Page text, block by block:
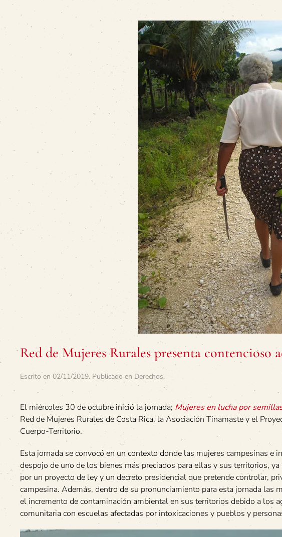
Red de Mujeres Rurales presenta
Escrito en 02/11/2019. Publicado en Derechos.
El miércoles 30 de octubre inició la jornada; Mujeres en lucha por
Red de Mujeres Rurales de Costa Rica, la Asociación Tinamaste y el
Cuerpo-Territorio.
Esta jornada se convocó en un contexto donde las mujeres campesinas e
despojo de uno de los bienes más preciados para ellas y sus territorios,
por un proyecto de ley y un decreto presidencial que pretende controlar,
campesina. Además, dentro de su pronunciamiento para esta jornada las
el incremento de contaminación ambiental en sus territorios debido a los
comunitaria con escuelas afectadas por intoxicaciones y pueblos y